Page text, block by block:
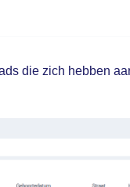
die zich hebben